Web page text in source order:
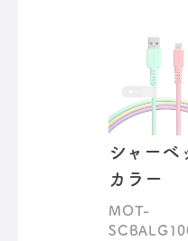
シャーベ
カラー
MOT-